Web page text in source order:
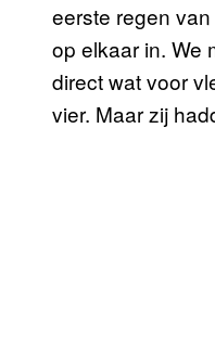
eerste regen
op elkaar in. We
direct wat voor
vier. Maar zij